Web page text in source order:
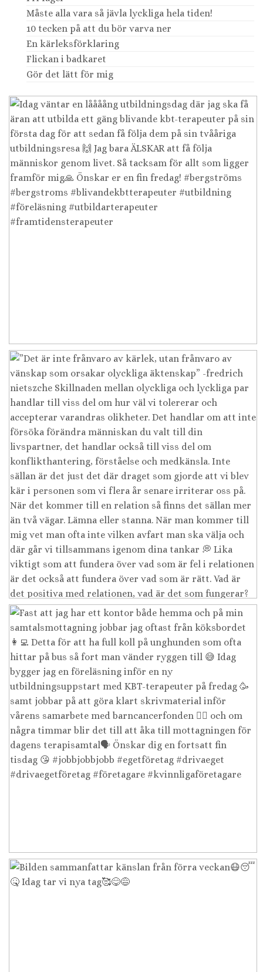
Måste alla vara så jävla lyckliga hela tiden!
10 tecken på att du bör varva ner
En kärleksförklaring
Flickan i badkaret
Gör det lätt för mig